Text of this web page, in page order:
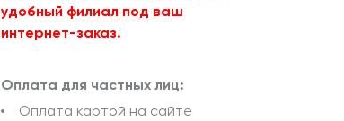
удобный филиал под ваш
интернет-заказ.
Оплата для частных лиц:
Оплата картой на сайте